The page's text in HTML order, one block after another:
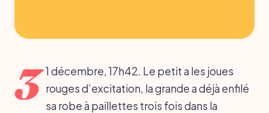
3 1 décembre, 17h42. Le petit a les joues
rouges d’excitation, la grande a déjà enfilé
sa robe à paillettes trois fois dans la